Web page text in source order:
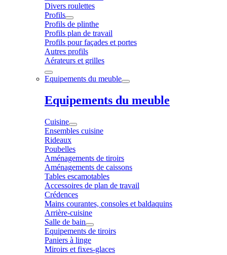
Divers roulettes
Profils
Profils de plinthe
Profils plan de travail
Profils pour façades et portes
Autres profils
Aérateurs et grilles
Equipements du meuble
Equipements du meuble
Cuisine
Ensembles cuisine
Rideaux
Poubelles
Aménagements de tiroirs
Aménagements de caissons
Tables escamotables
Accessoires de plan de travail
Crédences
Mains courantes, consoles et baldaquins
Arrière-cuisine
Salle de bain
Equipements de tiroirs
Paniers à linge
Miroirs et fixes-glaces